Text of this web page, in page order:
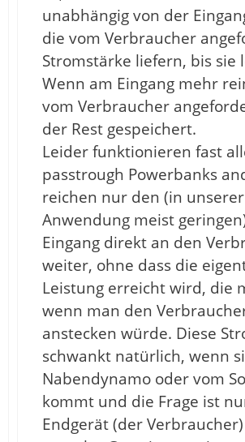
unabhängig von der
die vom Verbraucher
Stromstärke liefern, bis sie
Wenn am Eingang mehr
vom Verbraucher
der Rest gespeichert.
Leider funktionieren fast
passtrough Powerbanks
reichen nur den (in unserer
Anwendung meist
Eingang direkt an den
weiter, ohne dass die
Leistung erreicht wird, die
wenn man den
anstecken würde. Diese
schwankt natürlich, wenn
Nabendynamo oder vom
kommt und die Frage ist
Endgerät (der